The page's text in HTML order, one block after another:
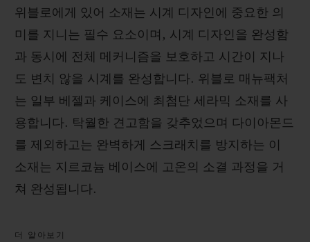
위블로에게 있어 소재는 시계 디자인에 중요한 의
미를 지니는 필수 요소이며, 시계 디자인을 완성함
과 동시에 전체 메커니즘을 보호하고 시간이 지나
도 변치 않을 시계를 완성합니다. 위블로 매뉴팩처
는 일부 베젤과 케이스에 최첨단 세라믹 소재를 사
용합니다. 탁월한 견고함을 갖추었으며 다이아몬드
를 제외하고는 완벽하게 스크래치를 방지하는 이
소재는 지르코늄 베이스에 고온의 소결 과정을 거
쳐 완성됩니다.
더 알아보기